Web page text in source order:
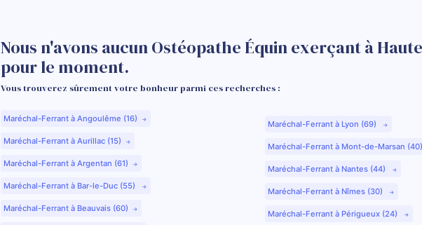
Nous n'avons aucun Ostéopathe Équin exerçant à
pour le moment.
Vous trouverez sûrement votre bonheur parmi ces recherches :
Maréchal-Ferrant à Angoulême (16)
Maréchal-Ferrant à Aurillac (15)
Maréchal-Ferrant à Argentan (61)
Maréchal-Ferrant à Bar-le-Duc (55)
Maréchal-Ferrant à Beauvais (60)
Maréchal-Ferrant à Lyon (69)
Maréchal-Ferrant à Mont-de-Marsan
Maréchal-Ferrant à Nantes (44)
Maréchal-Ferrant à Nîmes (30)
Maréchal-Ferrant à Périgueux (24)